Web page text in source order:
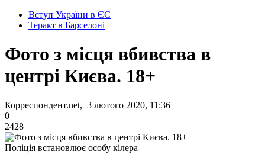
Вступ України в ЄС
Теракт в Барселоні
Фото з місця вбивства в
центрі Києва. 18+
Корреспондент.net, 3 лютого 2020, 11:36
0
2428
Поліція встановлює особу кілера